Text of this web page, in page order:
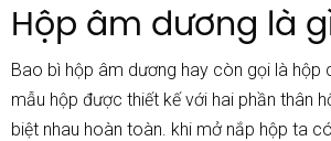
Hộp âm dương là
Bao bì hộp âm dương hay còn gọi là hộp
mẫu hộp được thiết kế với hai phần thân
biệt nhau hoàn toàn. khi mở nắp hộp ta